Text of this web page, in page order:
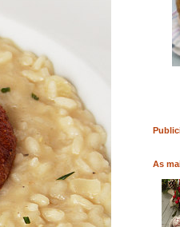
COMPRAR LIVRO
As